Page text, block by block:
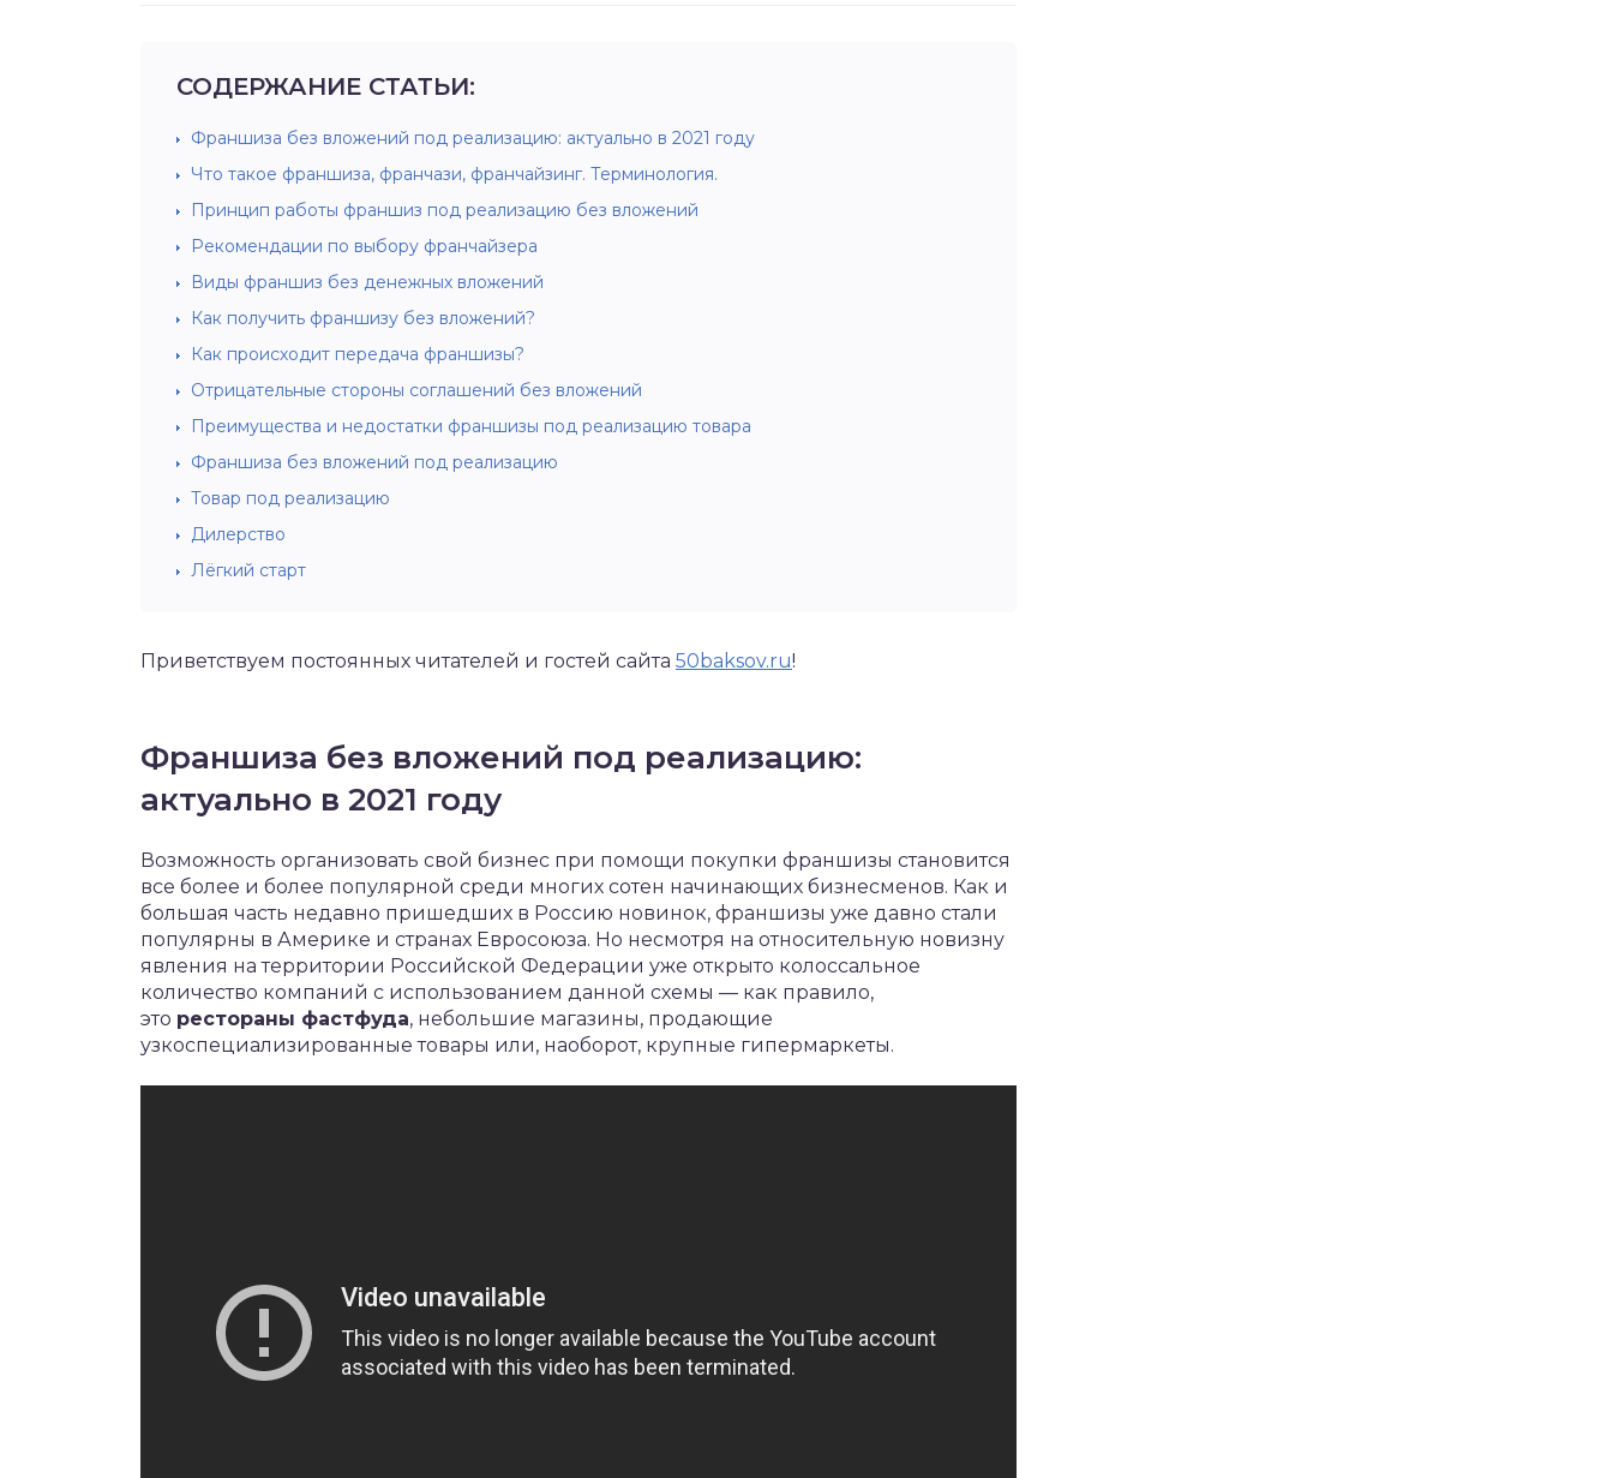
СОДЕРЖАНИЕ СТАТЬИ:
Франшиза без вложений под реализацию: актуально в 2021 году
Что такое франшиза, франчази, франчайзинг. Терминология.
Принцип работы франшиз под реализацию без вложений
Рекомендации по выбору франчайзера
Виды франшиз без денежных вложений
Как получить франшизу без вложений?
Как происходит передача франшизы?
Отрицательные стороны соглашений без вложений
Преимущества и недостатки франшизы под реализацию товара
Франшиза без вложений под реализацию
Товар под реализацию
Дилерство
Лёгкий старт
Приветствуем постоянных читателей и гостей сайта 50baksov.ru!
Франшиза без вложений под реализацию:
актуально в 2021 году
Возможность организовать свой бизнес при помощи покупки франшизы становится
все более и более популярной среди многих сотен начинающих бизнесменов. Как и
большая часть недавно пришедших в Россию новинок, франшизы уже давно стали
популярны в Америке и странах Евросоюза. Но несмотря на относительную новизну
явления на территории Российской Федерации уже открыто колоссальное
количество компаний с использованием данной схемы — как правило,
это рестораны фастфуда, небольшие магазины, продающие
узкоспециализированные товары или, наоборот, крупные гипермаркеты.